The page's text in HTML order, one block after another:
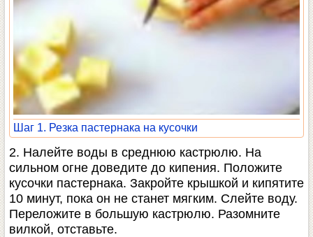
Шаг 1. Резка пастернака на кусочки
2. Налейте воды в среднюю кастрюлю. На
сильном огне доведите до кипения. Положите
кусочки пастернака. Закройте крышкой и кипятите
10 минут, пока он не станет мягким. Слейте воду.
Переложите в большую кастрюлю. Разомните
вилкой, отставьте.